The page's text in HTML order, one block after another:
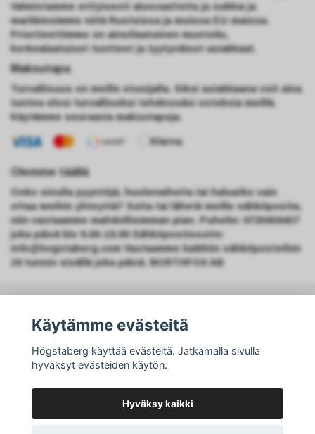
Valmistamme erityisesti alusvaatteita ja sukkia ja
markkinoimme niitä Ruotsissa ja muissa EU-maissa.
Prioriteettimme on ainutlaatuinen muotoilu,
korkealaatuiset tuotteet ja tyytyväiset asiakkaat.
Maksutapa
Turvallisuus on meille etusijalla. Siksi asiakkaana voit aina
tuntea olosi turvalliseksi tehdessäsi ostoksia meillä.
Käytämme seuraavia maksutapoja.
Olemme täällä
Onko sinulla pyyntöjä, huolenaiheita tai haluatko vain
ottaa meihin yhteyttä? Soita tai lähetä meille sähköpostia,
niin vastaamme mahdollisimman pian. Puhelin: 0720436437
joka päivä klo 9.00-19.00 Sähköpostiosoite:
info@hogstaberg.com Vastaamme kaikkiin sähköposteihin
24 tunnin sisällä joka päivä. NORTHFOX AB
Käytämme evästeitä
Högstaberg käyttää evästeitä. Jatkamalla sivulla
hyväksyt evästeiden käytön.
Hyväksy kaikki